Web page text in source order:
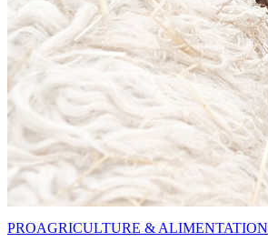
PROAGRICULTURE & ALIMENTATION